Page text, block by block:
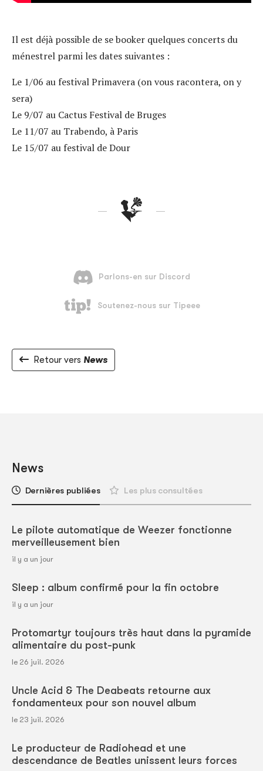
Il est déjà possible de se booker quelques concerts du
ménestrel parmi les dates suivantes :
Le 1/06 au festival Primavera (on vous racontera, on y
sera)
Le 9/07 au Cactus Festival de Bruges
Le 11/07 au Trabendo, à Paris
Le 15/07 au festival de Dour
Retour vers News
News
Dernières publiées Les plus consultées
Le pilote automatique de Weezer fonctionne
merveilleusement bien
il y a un jour
Sleep : album confirmé pour la fin octobre
il y a un jour
Protomartyr toujours très haut dans la pyramide
alimentaire du post-punk
le 26 juil. 2026
Uncle Acid & The Deabeats retourne aux
fondamenteux pour son nouvel album
le 23 juil. 2026
Le producteur de Radiohead et une
descendance de Beatles unissent leurs forces